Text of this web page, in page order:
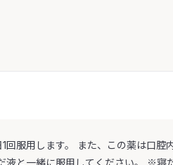
服用します。 また、この薬は口腔
と一緒に服用してください。 ※寝